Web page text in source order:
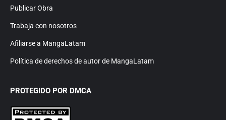
Publicar Obra
Trabaja con nosotros
Afiliarse a MangaLatam
Política de derechos de autor de MangaLatam
PROTEGIDO POR DMCA